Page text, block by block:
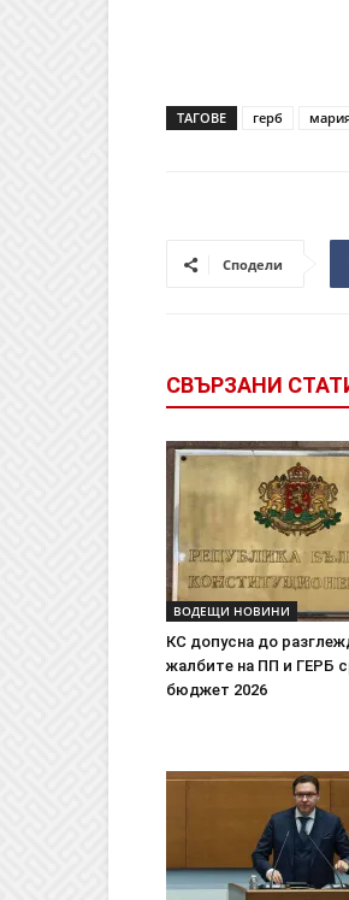
ТАГОВЕ герб
Сподели
СВЪРЗАНИ
ВОДЕЩИ НОВИНИ
КС допусна до
жалбите на ПП и ГЕРБ
бюджет 2026